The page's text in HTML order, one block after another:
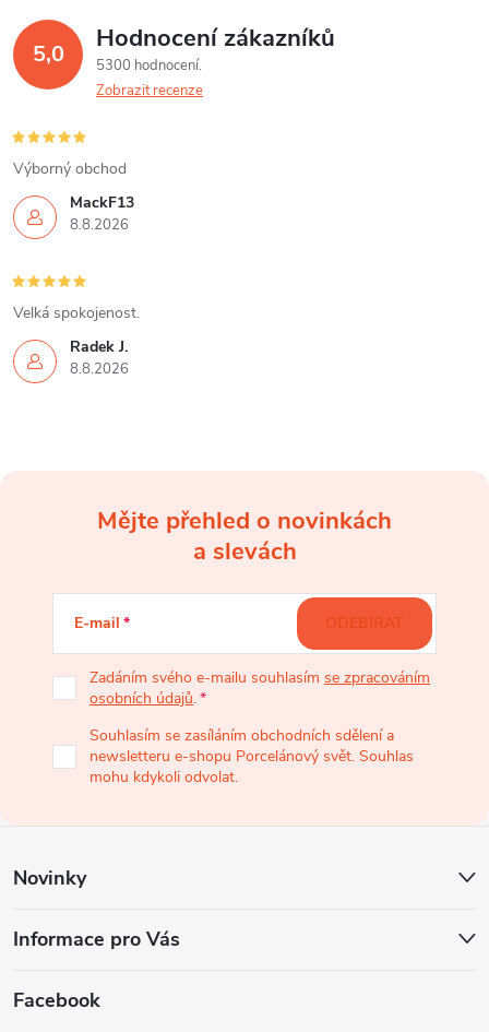
5,0 Hodnocení zákazníků
5300 hodnocení
Zobrazit recenze
MackF13
8.8.2026
Výborný obchod
Radek J.
8.8.2026
Velká spokojenost.
í
Mějte přehled o novinkách
a slevách
E-mail
Zadáním svého e-mailu souhlasím se zpracováním
osobních údajů.
Souhlasím se zasíláním obchodních sdělení a
newsletteru e-shopu Porcelánový svět. Souhlas
mohu kdykoli odvolat.
ODEBÍRAT
Novinky
Informace pro Vás
Facebook